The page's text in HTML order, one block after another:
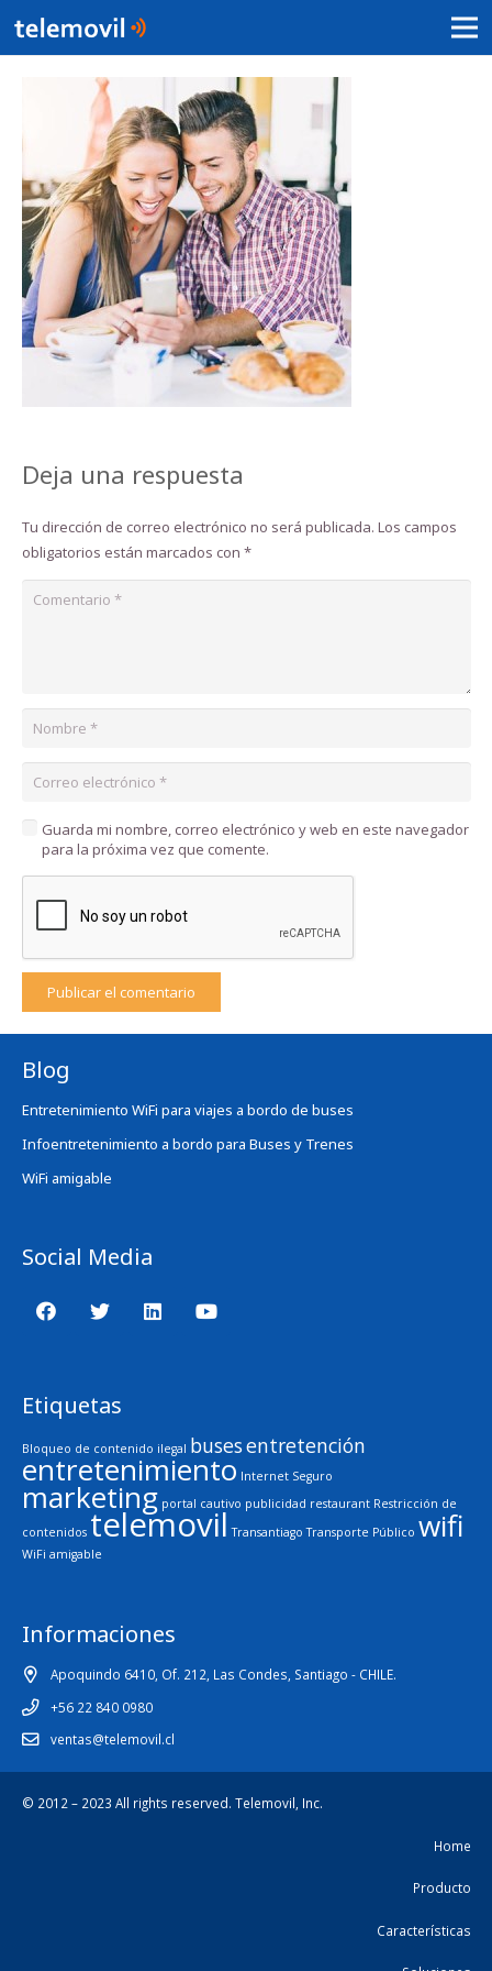
Deja una respuesta
Tu dirección de correo electrónico no será publicada. Los campos
obligatorios están marcados con *
Guarda mi nombre, correo electrónico y web en este navegador
para la próxima vez que comente.
Publicar el comentario
Blog
Entretenimiento WiFi para viajes a bordo de buses
Infoentretenimiento a bordo para Buses y Trenes
WiFi amigable
Social Media
Etiquetas
Bloqueo de contenido ilegal busesentretención
entretenimiento Internet Seguro
marketing portal cautivo publicidad restaurant Restricción de
contenidos telemovil Transantiago Transporte Público wifi
WiFi amigable
Informaciones
Apoquindo 6410, Of. 212, Las Condes, Santiago - CHILE.
+56 22 840 0980
ventas@telemovil.cl
© 2012 – 2023 All rights reserved. Telemovil, Inc.
Home
Producto
Características